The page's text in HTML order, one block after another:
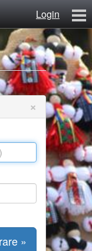
Login
Salarii Învăţământ
Preuniversitar
Recenzii
Contact
Înregistrare
×
»